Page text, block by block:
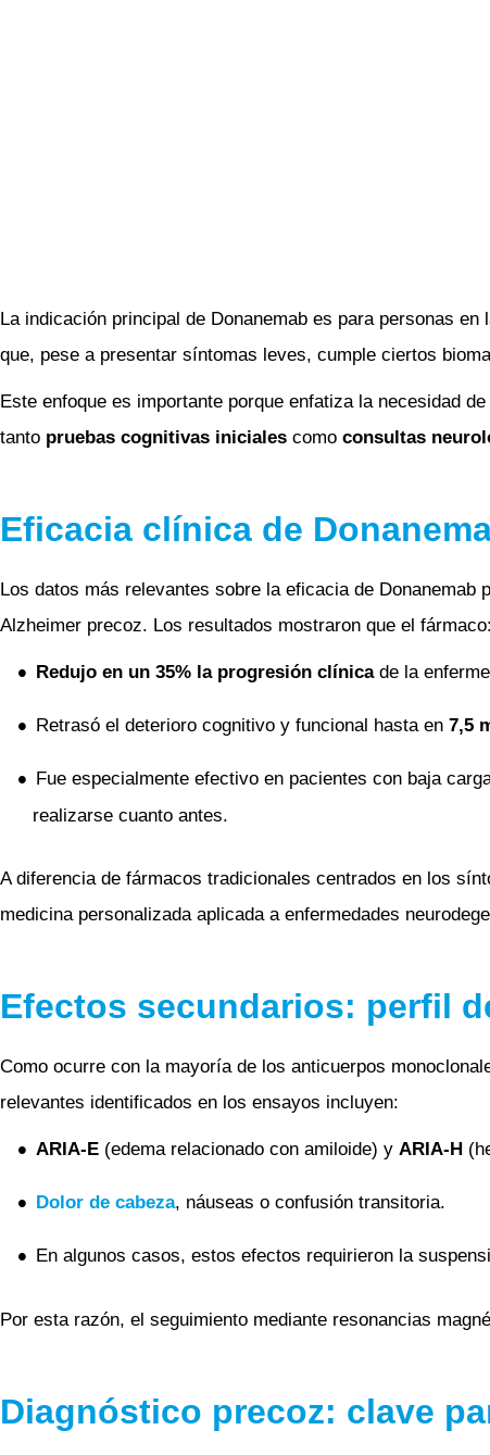
La indicación principal de Donanemab es para personas en
que, pese a presentar síntomas leves, cumple ciertos
Este enfoque es importante porque enfatiza la necesidad
tanto pruebas cognitivas iniciales como consultas
Eficacia clínica de
Los datos más relevantes sobre la eficacia de Donanemab
Alzheimer precoz. Los resultados mostraron que el fármaco:
Redujo en un 35% la progresión clínicade la
Retrasó el deterioro cognitivo y funcional hasta en 7,5
Fue especialmente efectivo en pacientes con baja
realizarse cuanto antes.
A diferencia de fármacos tradicionales centrados en los
medicina personalizada aplicada a enfermedades
Efectos secundarios: perfil
Como ocurre con la mayoría de los anticuerpos
relevantes identificados en los ensayos incluyen:
ARIA-E(edema relacionado con amiloide) y ARIA-H
Dolor de cabeza, náuseas o confusión transitoria.
En algunos casos, estos efectos requirieron la
Por esta razón, el seguimiento mediante resonancias
Diagnóstico precoz: clave